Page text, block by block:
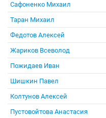
Сафоненко Михаил
Таран Михаил
Федотов Алексей
Жариков Всеволод
Пожидаев Иван
Шишкин Павел
Колтунов Алексей
Пустовойтова Анастасия